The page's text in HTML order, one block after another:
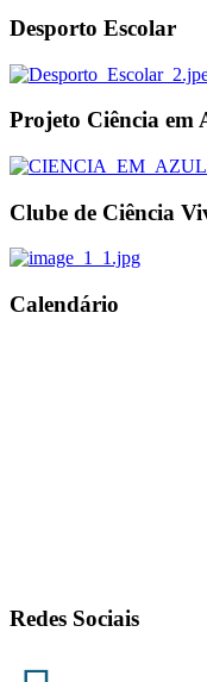
Desporto Escolar
Projeto Ciência em
Clube de Ciência
Calendário
Redes Sociais